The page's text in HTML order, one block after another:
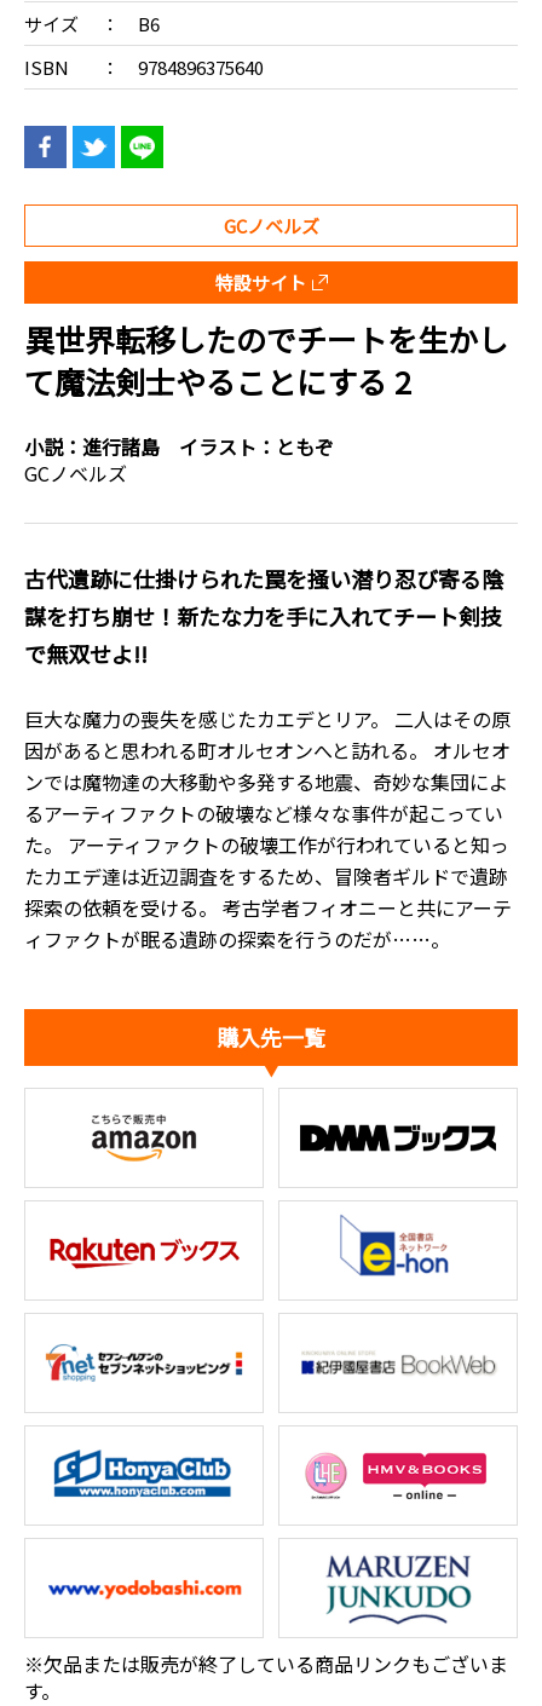
サイズ
B6
ISBN
9784896375640
GCノベルズ
特設サイト
異世界転移したのでチートを生かし
て魔法剣士やることにする 2
小説： 進行諸島 イラスト： ともぞ
GCノベルズ
古代遺跡に仕掛けられた罠を掻い潜り忍び寄る陰
謀を打ち崩せ！新たな力を手に入れてチート剣技
で無双せよ!!
巨大な魔力の喪失を感じたカエデとリア。 二人はその原
因があると思われる町オルセオンへと訪れる。 オルセオ
ンでは魔物達の大移動や多発する地震、奇妙な集団によ
るアーティファクトの破壊など様々な事件が起こってい
た。 アーティファクトの破壊工作が行われていると知っ
たカエデ達は近辺調査をするため、冒険者ギルドで遺跡
探索の依頼を受ける。 考古学者フィオニーと共にアーテ
ィファクトが眠る遺跡の探索を行うのだが……。
購入先一覧
※欠品または販売が終了している商品リンクもございま
す。